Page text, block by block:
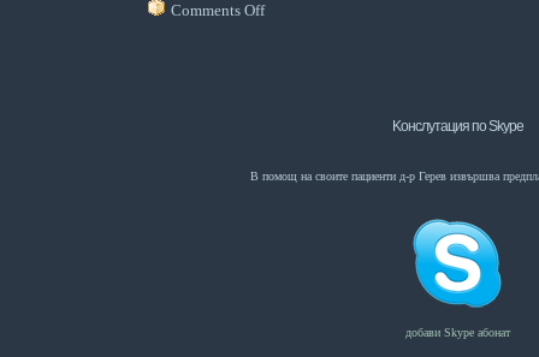
Comments Off
Kонслутация по Skype
В помощ на своите пациенти д-р Герев извършва
добави Skype абонат